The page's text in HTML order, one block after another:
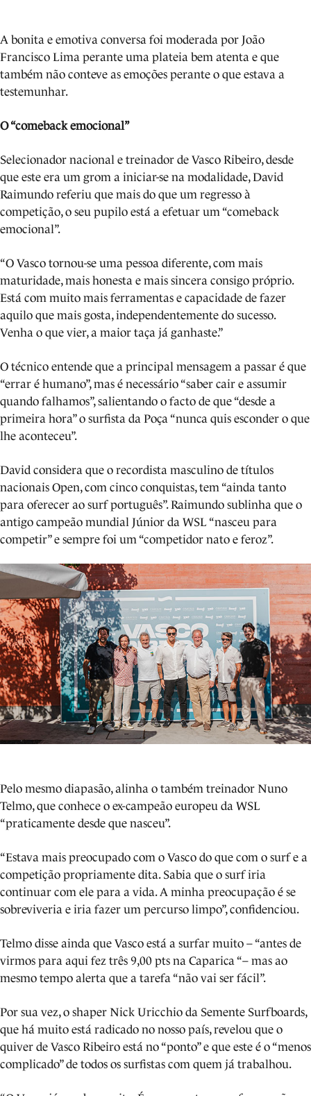
A bonita e emotiva conversa foi moderada por João
Francisco Lima perante uma plateia bem atenta e que
também não conteve as emoções perante o que estava a
testemunhar.
O “comeback emocional”
Selecionador nacional e treinador de Vasco Ribeiro, desde
que este era um grom a iniciar-se na modalidade, David
Raimundo referiu que mais do que um regresso à
competição, o seu pupilo está a efetuar um “comeback
emocional”.
“O Vasco tornou-se uma pessoa diferente, com mais
maturidade, mais honesta e mais sincera consigo próprio.
Está com muito mais ferramentas e capacidade de fazer
aquilo que mais gosta, independentemente do sucesso.
Venha o que vier, a maior taça já ganhaste.”
O técnico entende que a principal mensagem a passar é que
“errar é humano”, mas é necessário “saber cair e assumir
quando falhamos”, salientando o facto de que “desde a
primeira hora” o surfista da Poça “nunca quis esconder o que
lhe aconteceu”.
David considera que o recordista masculino de títulos
nacionais Open, com cinco conquistas, tem “ainda tanto
para oferecer ao surf português”. Raimundo sublinha que o
antigo campeão mundial Júnior da WSL “nasceu para
competir” e sempre foi um “competidor nato e feroz”.
Pelo mesmo diapasão, alinha o também treinador Nuno
Telmo, que conhece o ex-campeão europeu da WSL
“praticamente desde que nasceu”.
“Estava mais preocupado com o Vasco do que com o surf e a
competição propriamente dita. Sabia que o surf iria
continuar com ele para a vida. A minha preocupação é se
sobreviveria e iria fazer um percurso limpo”, confidenciou.
Telmo disse ainda que Vasco está a surfar muito – “antes de
virmos para aqui fez três 9,00 pts na Caparica “– mas ao
mesmo tempo alerta que a tarefa “não vai ser fácil”.
Por sua vez, o shaper Nick Uricchio da Semente Surfboards,
que há muito está radicado no nosso país, revelou que o
quiver de Vasco Ribeiro está no “ponto” e que este é o “menos
complicado” de todos os surfistas com quem já trabalhou.